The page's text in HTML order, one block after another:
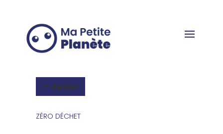
Retour
ZÉRO DÉCHET